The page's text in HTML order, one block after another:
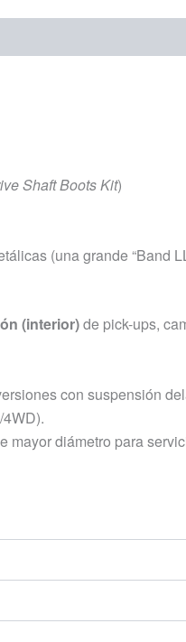
Shaft Boots Kit)
(una grande “Band
(interior)de pick-ups,
con suspensión
mayor diámetro para